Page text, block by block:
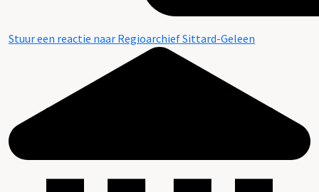
Stuur een reactie naar Regioarchief Sittard-Geleen